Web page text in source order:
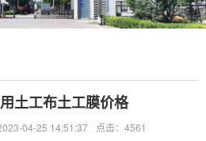
土工布土工膜价格
04-25 14:51:37 点击：4561